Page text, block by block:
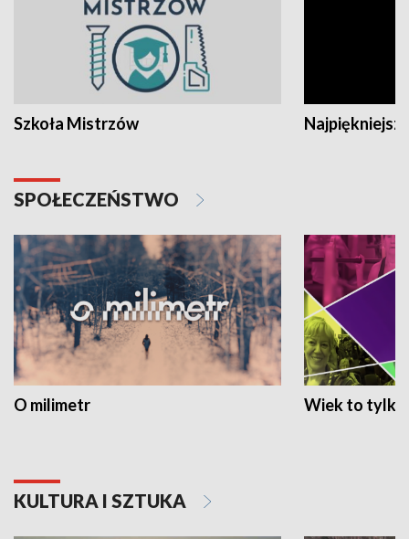
Szkoła Mistrzów
SPOŁECZEŃSTWO
O milimetr Wiek to tylko
KULTURA I SZTUKA